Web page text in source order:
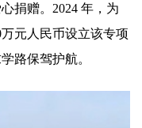
捐赠。2024 年，为
元人民币设立该专项
路保驾护航。